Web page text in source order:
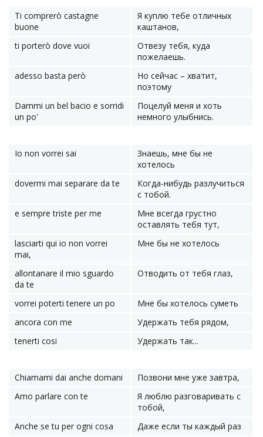
Ti comprerò castagne
buone
Я куплю тебе отличных
каштанов,
ti porterò dove vuoi
Отвезу тебя, куда
пожелаешь.
adesso basta però
Но сейчас – хватит,
поэтому
Dammi un bel bacio e sorridi
un po'
Поцелуй меня и хоть
немного улыбнись.
Io non vorrei sai
Знаешь, мне бы не
хотелось
dovermi mai separare da te
Когда-нибудь разлучиться
с тобой.
e sempre triste per me
Мне всегда грустно
оставлять тебя тут,
lasciarti qui io non vorrei
mai,
Мне бы не хотелось
allontanare il mio sguardo
da te
Отводить от тебя глаз,
vorrei poterti tenere un po
Мне бы хотелось суметь
ancora con me
Удержать тебя рядом,
tenerti cosi
Удержать так...
Chiamami dai anche domani
Позвони мне уже завтра,
Amo parlare con te
Я люблю разговаривать с
тобой,
Anche se tu per ogni cosa
Даже если ты каждый раз